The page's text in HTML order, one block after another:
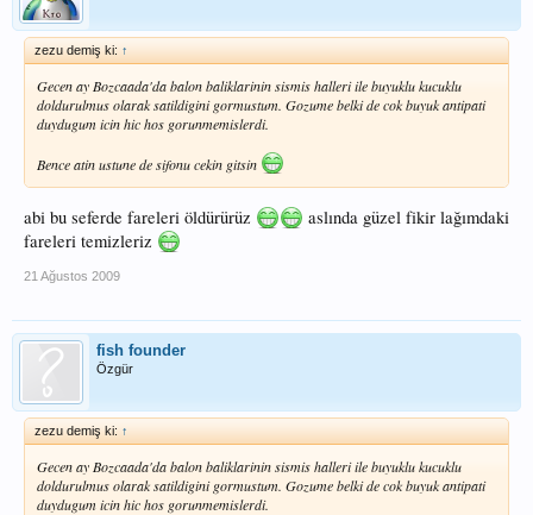
zezu demiş ki: ↑
Gecen ay Bozcaada'da balon baliklarinin sismis halleri ile buyuklu kucuklu
doldurulmus olarak satildigini gormustum. Gozume belki de cok buyuk antipati
duydugum icin hic hos gorunmemislerdi.
Bence atin ustune de sifonu cekin gitsin
abi bu seferde fareleri öldürürüz
aslında güzel fikir lağımdaki
fareleri temizleriz
21 Ağustos 2009
fish founder
Özgür
zezu demiş ki: ↑
Gecen ay Bozcaada'da balon baliklarinin sismis halleri ile buyuklu kucuklu
doldurulmus olarak satildigini gormustum. Gozume belki de cok buyuk antipati
duydugum icin hic hos gorunmemislerdi.